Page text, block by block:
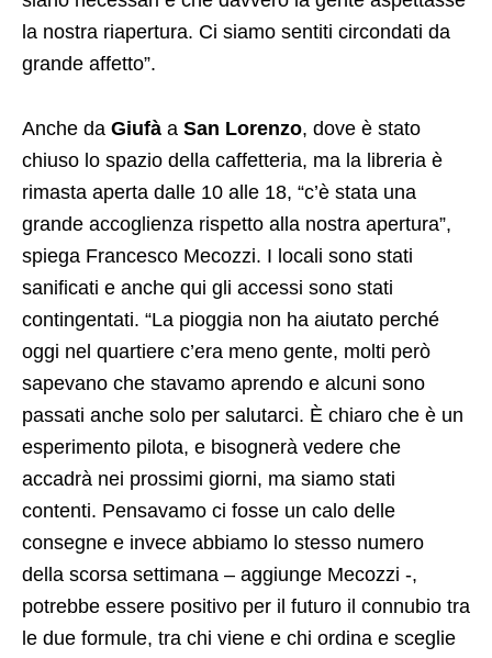
la nostra riapertura. Ci siamo sentiti circondati da
grande affetto”.
Anche da Giufà a San Lorenzo, dove è stato
chiuso lo spazio della caffetteria, ma la libreria è
rimasta aperta dalle 10 alle 18, “c’è stata una
grande accoglienza rispetto alla nostra apertura”,
spiega Francesco Mecozzi. I locali sono stati
sanificati e anche qui gli accessi sono stati
contingentati. “La pioggia non ha aiutato perché
oggi nel quartiere c’era meno gente, molti però
sapevano che stavamo aprendo e alcuni sono
passati anche solo per salutarci. È chiaro che è un
esperimento pilota, e bisognerà vedere che
accadrà nei prossimi giorni, ma siamo stati
contenti. Pensavamo ci fosse un calo delle
consegne e invece abbiamo lo stesso numero
della scorsa settimana – aggiunge Mecozzi -,
potrebbe essere positivo per il futuro il connubio tra
le due formule, tra chi viene e chi ordina e sceglie